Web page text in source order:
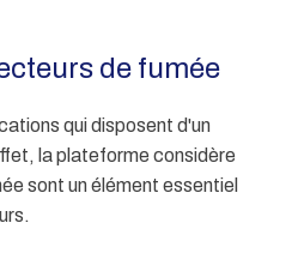
de fumée
qui disposent d'un
la plateforme considère
sont un élément essentiel